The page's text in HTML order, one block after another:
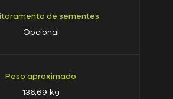
de sementes
Opcional
Peso aproximado
136,69 kg